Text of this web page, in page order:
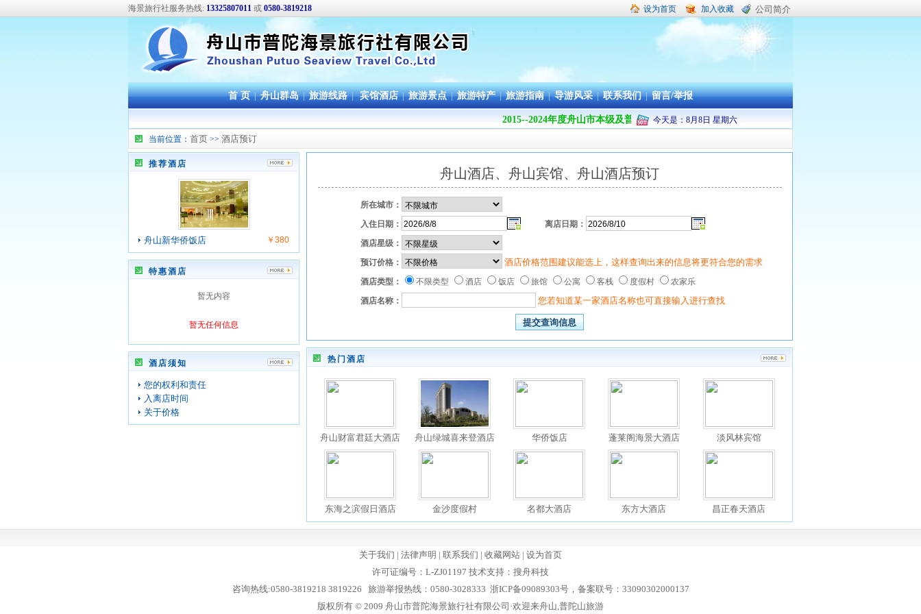
海景旅行社服务热线: 13325807011 或 0580-3819218 设为首页 加入收藏 公司简介
首 页 | 舟山群岛 | 旅游线路 | 宾馆酒店 | 旅游景点 | 旅游特产 | 旅游指南 | 导游风采 | 联系我们 | 留言/举报
2015--2024年度舟山市本级及普陀区机关企事业单位职工疗休养承办旅行社
今天是： 8月 8日 星期六
当前位置： 首页 >> 酒店预订
推荐酒店
舟山新华侨饭店 ￥380
特惠酒店
暂无内容
暂无任何信息
酒店须知
您的权利和责任
入离店时间
关于价格
舟山酒店、舟山宾馆、舟山酒店预订
所在城市：
入住日期：
离店日期：
酒店星级：
预订价格：
酒店价格范围建议能选上，这样查询出来的信息将更符合您的需求
酒店类型： 不限类型 酒店 饭店 旅馆 公寓 客栈 度假村
农家乐
酒店名称：
您若知道某一家酒店名称也可直接输入进行查找
热门酒店
舟山财富君廷大酒店 舟山绿城喜来登酒店 华侨饭店 蓬莱阁海景大酒店 淡风林宾馆
东海之滨假日酒店 金沙度假村 名都大酒店 东方大酒店 昌正春天酒店
关于我们 | 法律声明 | 联系我们 | 收藏网站 | 设为首页
许可证编号：L-ZJ01197 技术支持： 搜舟科技
咨询热线:0580-3819218 3819226 旅游举报热线：0580-3028333 浙ICP备09089303号，备案联号：33090302000137
版权所有 © 2009 舟山市普陀海景旅行社有限公司·欢迎来舟山,普陀山旅游